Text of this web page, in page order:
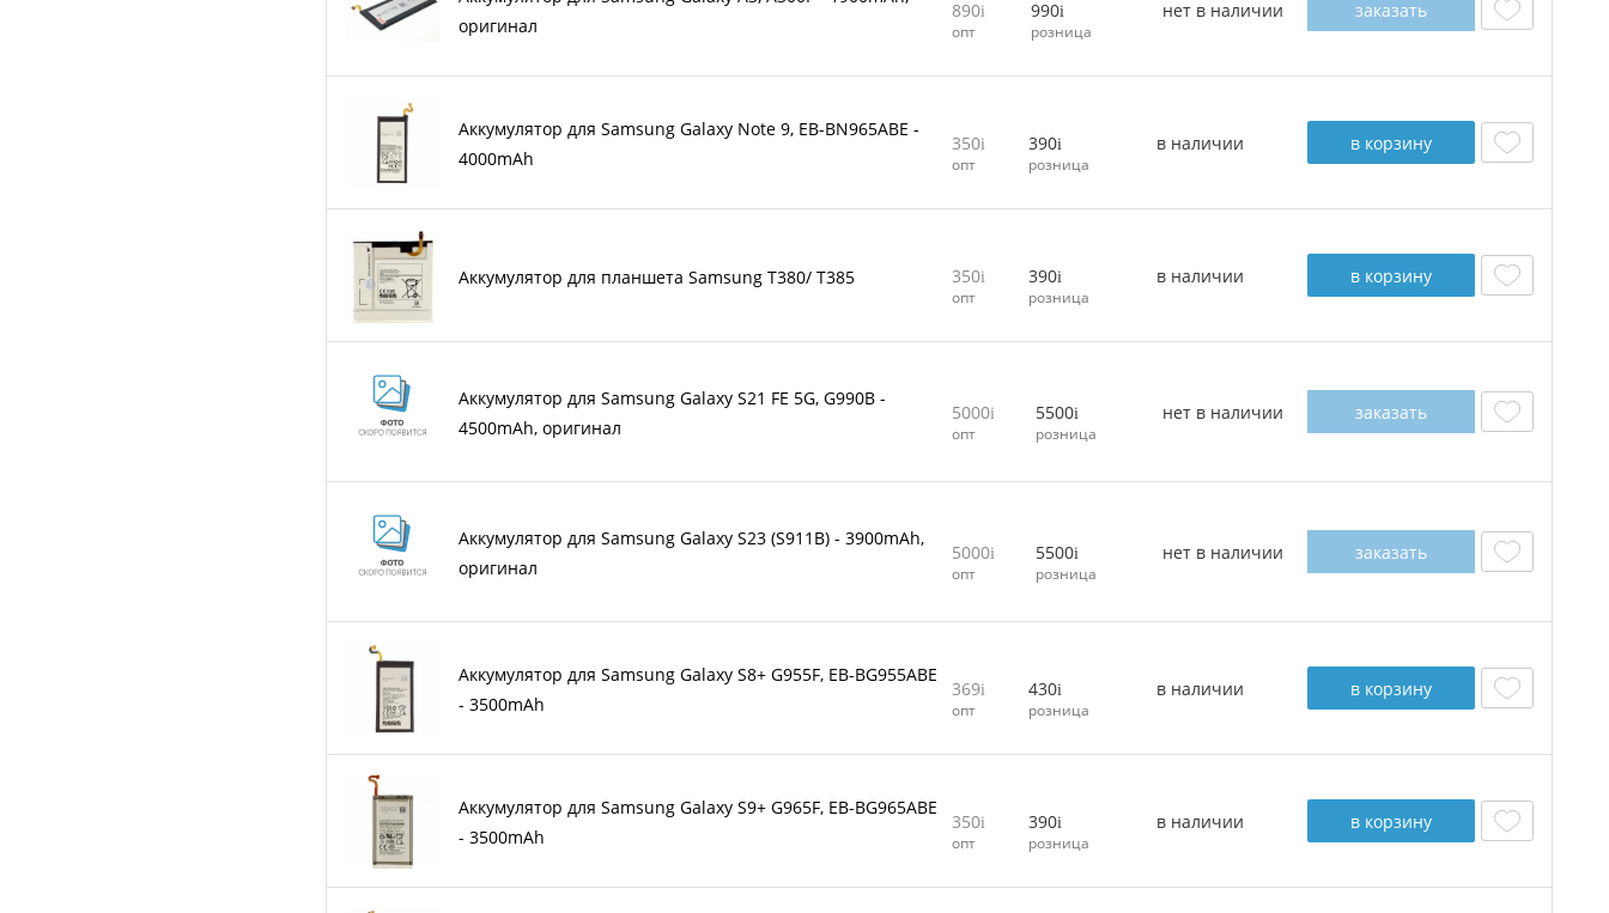
оригинал
890
опт
990
розница
нет в наличии заказать
Аккумулятор для Samsung Galaxy Note 9, EB-BN965ABE -
4000mAh
350
опт
390
розница
в наличии в корзину
Аккумулятор для планшета Samsung T380/ T385 350
опт
390
розница
в наличии в корзину
Аккумулятор для Samsung Galaxy S21 FE 5G, G990B -
4500mAh, оригинал
5000
опт
5500
розница
нет в наличии заказать
Аккумулятор для Samsung Galaxy S23 (S911B) - 3900mAh,
оригинал
5000
опт
5500
розница
нет в наличии заказать
Аккумулятор для Samsung Galaxy S8+ G955F, EB-BG955ABE
- 3500mAh
369
опт
430
розница
в наличии в корзину
Аккумулятор для Samsung Galaxy S9+ G965F, EB-BG965ABE
- 3500mAh
350
опт
390
розница
в наличии в корзину